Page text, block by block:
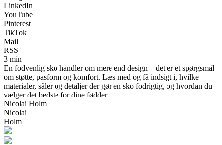
LinkedIn
YouTube
Pinterest
TikTok
Mail
RSS
3 min
En fodvenlig sko handler om mere end design – det er et spørgsmål
om støtte, pasform og komfort. Læs med og få indsigt i, hvilke
materialer, såler og detaljer der gør en sko fodrigtig, og hvordan du
vælger det bedste for dine fødder.
Nicolai Holm
Nicolai
Holm